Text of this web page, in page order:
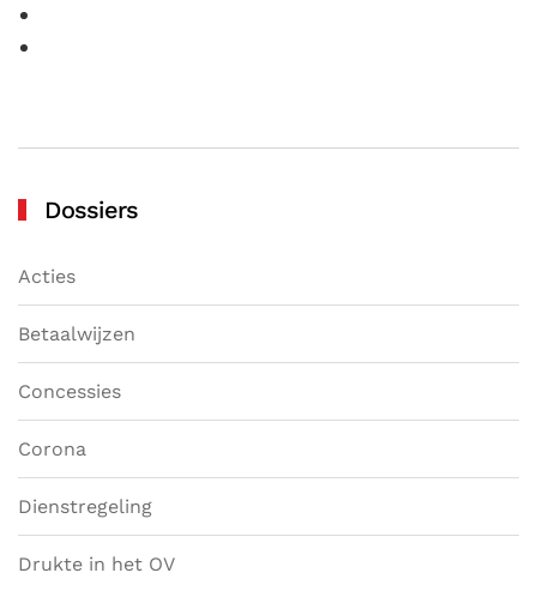
Dossiers
Acties
Betaalwijzen
Concessies
Corona
Dienstregeling
Drukte in het OV